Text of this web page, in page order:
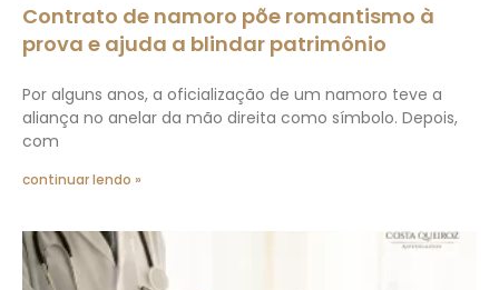
Contrato de namoro põe romantismo à
prova e ajuda a blindar patrimônio
Por alguns anos, a oficialização de um namoro teve a
aliança no anelar da mão direita como símbolo. Depois,
com
continuar lendo »